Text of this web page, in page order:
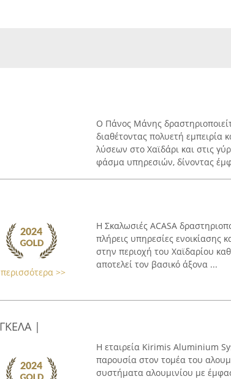
Ο Πάνος Μάνης
διαθέτοντας πολυετή εμπειρία
λύσεων στο Χαϊδάρι και στις
φάσμα υπηρεσιών, δίνοντας
περισσότερα >>
Η Σκαλωσιές ACASA
πλήρεις υπηρεσίες ενοικίασης
στην περιοχή του Χαϊδαρίου
αποτελεί τον βασικό άξονα ...
|
Η εταιρεία Kirimis Aluminium
παρουσία στον τομέα του
συστήματα αλουμινίου με